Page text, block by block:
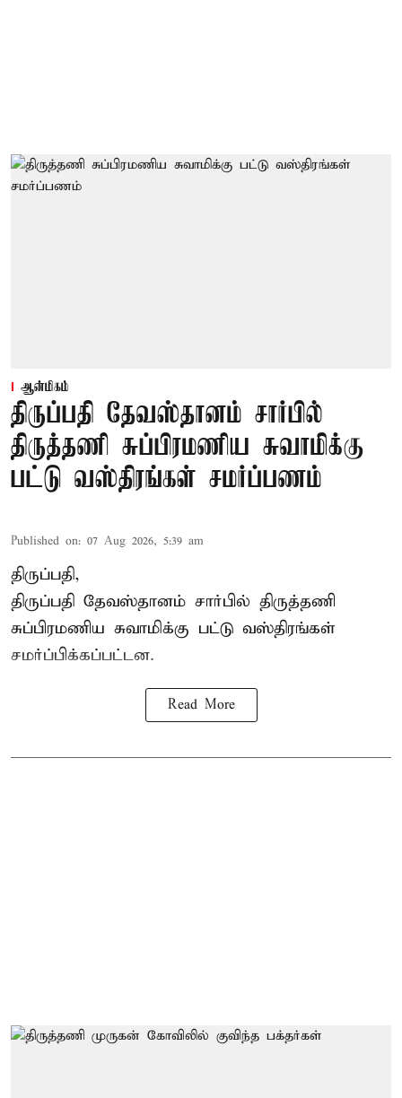
ஆன்மிகம்
திருப்பதி தேவஸ்தானம் சார்பில்
திருத்தணி சுப்பிரமணிய சுவாமிக்கு
பட்டு வஸ்திரங்கள் சமர்ப்பணம்
Published on: 07 Aug 2026, 5:39 am
திருப்பதி,
திருப்பதி தேவஸ்தானம் சார்பில் திருத்தணி
சுப்பிரமணிய சுவாமிக்கு பட்டு வஸ்திரங்கள்
சமர்ப்பிக்கப்பட்டன.
Read More